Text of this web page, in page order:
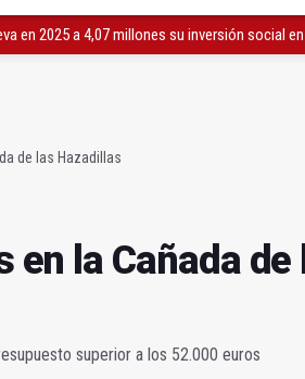
en 2025 a 4,07 millones su inversión social
de las Hazadillas
en la Cañada de
superior a los 52.000 euros